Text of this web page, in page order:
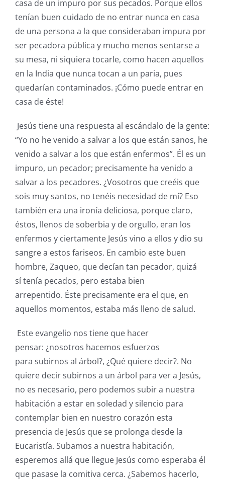
casa de un impuro por sus pecados. Porque ellos
tenían buen cuidado de no entrar nunca en casa
de una persona a la que consideraban impura por
ser pecadora pública y mucho menos sentarse a
su mesa, ni siquiera tocarle, como hacen aquellos
en la India que nunca tocan a un paria, pues
quedarían contaminados. ¡Cómo puede entrar en
casa de éste!
Jesús tiene una respuesta al escándalo de la gente:
“Yo no he venido a salvar a los que están sanos, he
venido a salvar a los que están enfermos”. Él es un
impuro, un pecador; precisamente ha venido a
salvar a los pecadores. ¿Vosotros que creéis que
sois muy santos, no tenéis necesidad de mí? Eso
también era una ironía deliciosa, porque claro,
éstos, llenos de soberbia y de orgullo, eran los
enfermos y ciertamente Jesús vino a ellos y dio su
sangre a estos fariseos. En cambio este buen
hombre, Zaqueo, que decían tan pecador, quizá
sí tenía pecados, pero estaba bien
arrepentido. Éste precisamente era el que, en
aquellos momentos, estaba más lleno de salud.
Este evangelio nos tiene que hacer
pensar: ¿nosotros hacemos esfuerzos
para subirnos al árbol?, ¿Qué quiere decir?. No
quiere decir subirnos a un árbol para ver a Jesús,
no es necesario, pero podemos subir a nuestra
habitación a estar en soledad y silencio para
contemplar bien en nuestro corazón esta
presencia de Jesús que se prolonga desde la
Eucaristía. Subamos a nuestra habitación,
esperemos allá que llegue Jesús como esperaba él
que pasase la comitiva cerca. ¿Sabemos hacerlo,